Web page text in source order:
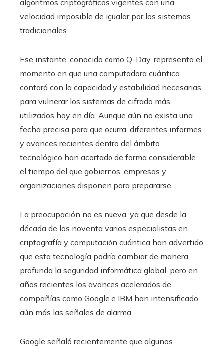
algoritmos criptográficos vigentes con una
velocidad imposible de igualar por los sistemas
tradicionales.
Ese instante, conocido como Q-Day, representa el
momento en que una computadora cuántica
contará con la capacidad y estabilidad necesarias
para vulnerar los sistemas de cifrado más
utilizados hoy en día. Aunque aún no exista una
fecha precisa para que ocurra, diferentes informes
y avances recientes dentro del ámbito
tecnológico han acortado de forma considerable
el tiempo del que gobiernos, empresas y
organizaciones disponen para prepararse.
La preocupación no es nueva, ya que desde la
década de los noventa varios especialistas en
criptografía y computación cuántica han advertido
que esta tecnología podría cambiar de manera
profunda la seguridad informática global, pero en
años recientes los avances acelerados de
compañías como Google e IBM han intensificado
aún más las señales de alarma.
Google señaló recientemente que algunos